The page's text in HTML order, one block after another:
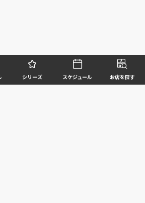
シリーズ スケジュール お店を探す